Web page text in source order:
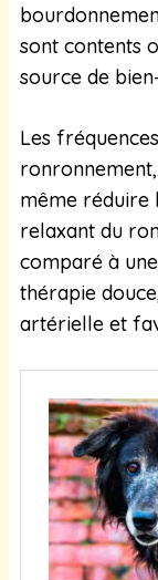
sont contents
source de
Les
même réduire
relaxant du
comparé à
thérapie
artérielle et